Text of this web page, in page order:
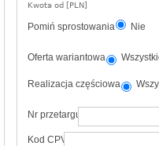
Kwota od [PLN]
Pomiń sprostowania Nie
Oferta wariantowa
Realizacja częściowa
Nr przetargu
Kod CPV